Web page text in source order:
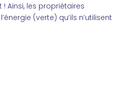
! Ainsi, les propriétaires
(verte) qu’ils n’utilisent